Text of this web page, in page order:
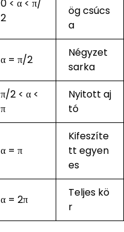
0 < α < π/
2
ög csúcs
a
α = π/2
Négyzet
sarka
π/2 < α <
π
Nyitott aj
tó
α = π
Kifeszíte
tt egyen
es
α = 2π
Teljes kö
r